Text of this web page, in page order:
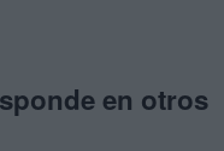
en otros